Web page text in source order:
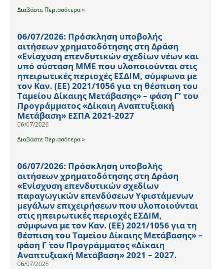
Διαβάστε Περισσότερα »
06/07/2026: Πρόσκληση υποβολής
αιτήσεων χρηματοδότησης στη Δράση
«Ενίσχυση επενδυτικών σχεδίων νέων και
υπό σύσταση ΜΜΕ που υλοποιούνται στις
ηπειρωτικές περιοχές ΕΣΔΙΜ, σύμφωνα με
τον Καν. (ΕΕ) 2021/1056 για τη θέσπιση του
Ταμείου Δίκαιης Μετάβασης» – φάση Γ’ του
Προγράμματος «Δίκαιη Αναπτυξιακή
Μετάβαση» ΕΣΠΑ 2021-2027
06/07/2026
Διαβάστε Περισσότερα »
06/07/2026: Πρόσκληση υποβολής
αιτήσεων χρηματοδότησης στη Δράση
«Ενίσχυση επενδυτικών σχεδίων
παραγωγικών επενδύσεων Υφιστάμενων
μεγάλων επιχειρήσεων που υλοποιούνται
στις ηπειρωτικές περιοχές ΕΣΔΙΜ,
σύμφωνα με τον Καν. (ΕΕ) 2021/1056 για τη
θέσπιση του Ταμείου Δίκαιης Μετάβασης» –
φάση Γ΄ του Προγράμματος «Δίκαιη
Αναπτυξιακή Μετάβαση» 2021 – 2027.
06/07/2026